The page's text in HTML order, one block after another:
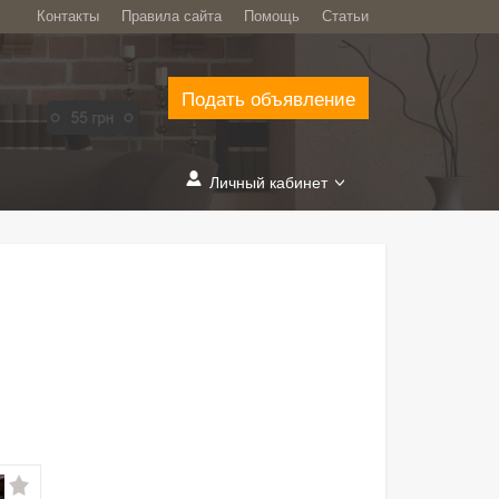
Контакты Правила сайта Помощь Статьи
Подать объявление
Личный кабинет